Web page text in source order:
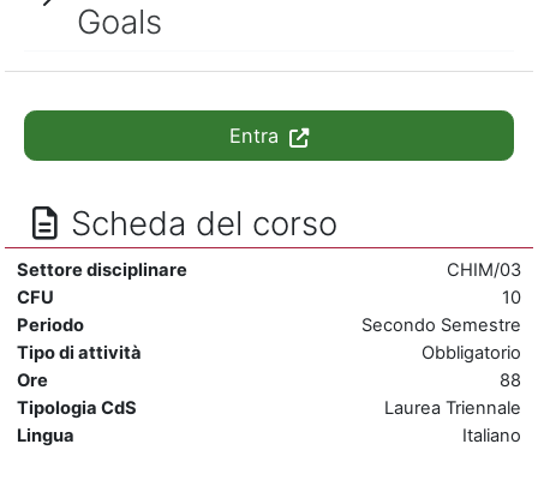
Goals
Entra
Scheda del corso
Settore disciplinare
CHIM/03
CFU
10
Periodo
Secondo Semestre
Tipo di attività
Obbligatorio
Ore
88
Tipologia CdS
Laurea Triennale
Lingua
Italiano